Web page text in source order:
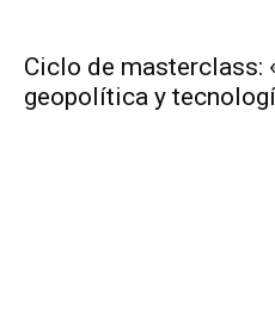
Ciclo de masterclass:
geopolítica y